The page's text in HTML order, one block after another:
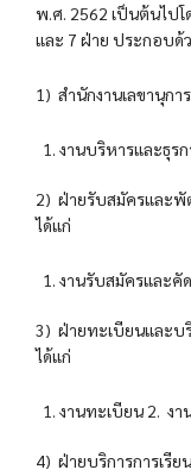
พ.ศ. 2562 เป็นต้นไปโ
และ 7 ฝ่าย ประกอบด้
1) สำนักงานเลขานุกา
งานบริหารและธุร
2) ฝ่ายรับสมัครและพั
ได้แก่
งานรับสมัครและคั
3) ฝ่ายทะเบียนและบ
ได้แก่
งานทะเบียน 2. งา
4) ฝ่ายบริการการเรีย